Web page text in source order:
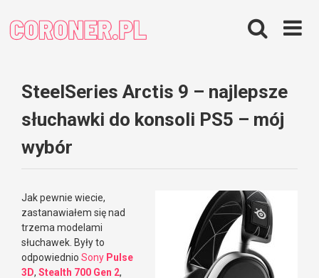
content
SteelSeries Arctis 9 – najlepsze
słuchawki do konsoli PS5 – mój
wybór
Jak pewnie wiecie,
zastanawiałem się nad
trzema modelami
słuchawek. Były to
odpowiednio Sony Pulse
3D, Stealth 700 Gen 2,